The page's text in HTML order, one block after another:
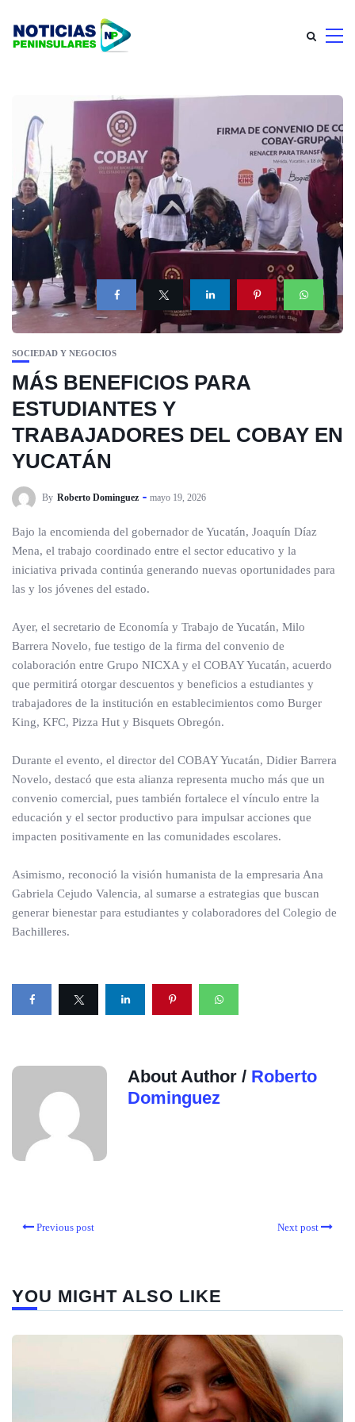
SOCIEDAD Y NEGOCIOS
MÁS BENEFICIOS PARA
ESTUDIANTES Y
TRABAJADORES DEL COBAY EN
YUCATÁN
By Roberto Dominguez mayo 19, 2026
Bajo la encomienda del gobernador de Yucatán, Joaquín Díaz
Mena, el trabajo coordinado entre el sector educativo y la
iniciativa privada continúa generando nuevas oportunidades para
las y los jóvenes del estado.
Ayer, el secretario de Economía y Trabajo de Yucatán, Milo
Barrera Novelo, fue testigo de la firma del convenio de
colaboración entre Grupo NICXA y el COBAY Yucatán, acuerdo
que permitirá otorgar descuentos y beneficios a estudiantes y
trabajadores de la institución en establecimientos como Burger
King, KFC, Pizza Hut y Bisquets Obregón.
Durante el evento, el director del COBAY Yucatán, Didier Barrera
Novelo, destacó que esta alianza representa mucho más que un
convenio comercial, pues también fortalece el vínculo entre la
educación y el sector productivo para impulsar acciones que
impacten positivamente en las comunidades escolares.
Asimismo, reconoció la visión humanista de la empresaria Ana
Gabriela Cejudo Valencia, al sumarse a estrategias que buscan
generar bienestar para estudiantes y colaboradores del Colegio de
Bachilleres.
About Author / Roberto
Dominguez
Previous post Next post
YOU MIGHT ALSO LIKE